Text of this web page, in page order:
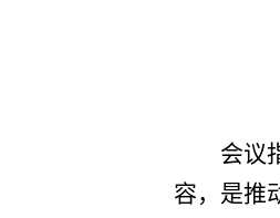
会议
容，是推